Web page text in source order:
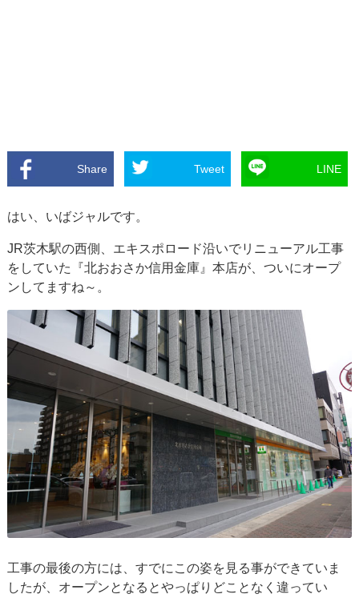
Share Tweet LINE
はい、いばジャルです。
JR茨木駅の西側、エキスポロード沿いでリニューアル工事
をしていた『北おおさか信用金庫』本店が、ついにオープ
ンしてますね～。
工事の最後の方には、すでにこの姿を見る事ができていま
したが、オープンとなるとやっぱりどことなく違ってい